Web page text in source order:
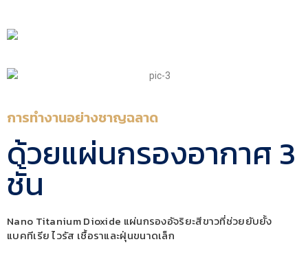
การทำงานอย่างชาญฉลาด
ด้วยแผ่นกรองอากาศ 3
ชั้น
Nano Titanium Dioxide แผ่นกรองอัจริยะสีขาวที่ช่วยยับยั้ง
แบคทีเรีย ไวรัส เชื้อราและฝุ่นขนาดเล็ก